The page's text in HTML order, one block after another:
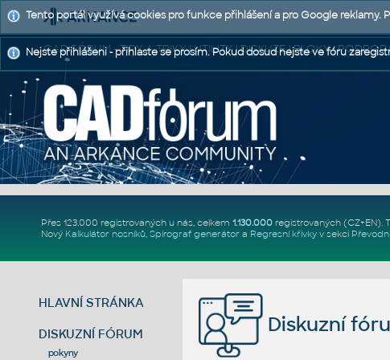
CAD FÓRUM - TIPY A TRIKY | UTILITY | DISKUZE | BLOKY |
Přes 123.000 registrovaných u nás, celkem 1.130.000registrovaných (CZ+EN).
Nový Kalkulátor nosníků, Spirograf generátor a Regresní křivkyv sekci
HLAVNÍ STRÁNKA
DISKUZNÍ FÓRUM
pokyny
Diskuzní
Tento portál využívá cookies pro funkce přihlášení a pro Google
Nejste přihlášeni - přihlaste se prosím. Pokud dosud nejste ve fóru